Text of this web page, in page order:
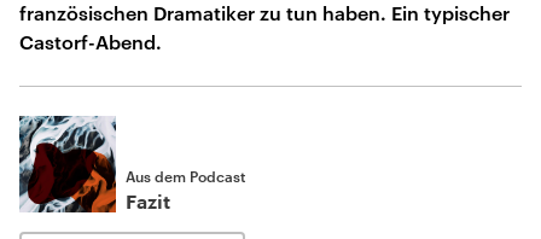
französischen Dramatiker zu tun haben. Ein typischer
Castorf-Abend.
Aus dem Podcast
Fazit